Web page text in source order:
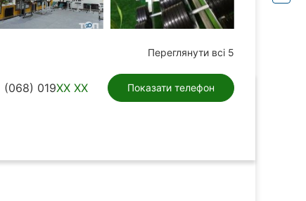
Переглянути всі 5
(068) 019XX XX Показати телефон